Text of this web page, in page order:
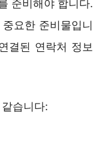
준비해야 합니다.
요한 준비물입니
결된 연락처 정보
습니다: